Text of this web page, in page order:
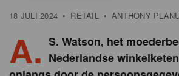
18 JULI 2024 • RETAIL • ANTHONY
A. S. Watson, het
Nederlandse